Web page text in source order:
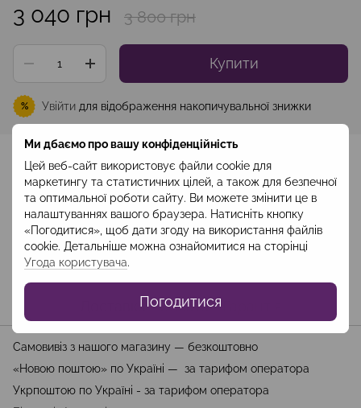
Ми дбаємо про вашу конфіденційність
Цей веб-сайт використовує файли cookie для
маркетингу та статистичних цілей, а також для безпечної
та оптимальної роботи сайту. Ви можете змінити це в
налаштуваннях вашого браузера. Натисніть кнопку
«Погодитися», щоб дати згоду на використання файлів
cookie. Детальніше можна ознайомитися на сторінці
Угода користувача.
Погодитися
3 040 грн 3 800 грн
Купити
% Увійти для відображення накопичувальної знижки
До обраного
Опис
Склад: бавовна -100%, підклад: віскоза 100%
Довжина брюк: 115 см
Доставка Оплата
Самовивіз з нашого магазину — безкоштовно
«Новою поштою» по Україні — за тарифом оператора
Укрпоштою по Україні - за тарифом оператора